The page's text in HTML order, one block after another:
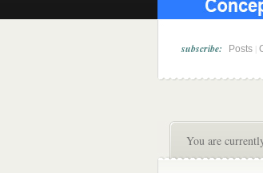
subscribe: Posts
You are